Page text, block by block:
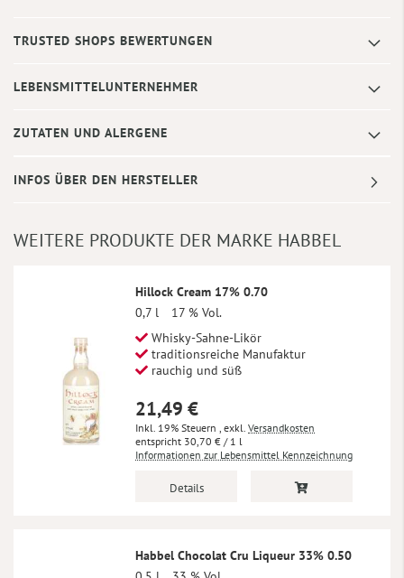
TRUSTED SHOPS BEWERTUNGEN
LEBENSMITTELUNTERNEHMER
ZUTATEN UND ALERGENE
INFOS ÜBER DEN HERSTELLER
WEITERE PRODUKTE DER MARKE HABBEL
Hillock Cream 17% 0.70
0,7 l
17 % Vol.
Whisky-Sahne-Likör
traditionsreiche Manufaktur
rauchig und süß
21,49 €
Inkl. 19% Steuern , exkl. Versandkosten
30,70 € / 1 l
Informationen zur Lebensmittel Kennzeichnung
Details
Habbel Chocolat Cru Liqueur 33% 0.50